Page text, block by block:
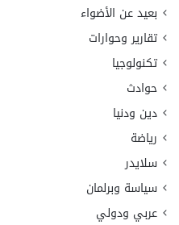
بعيد عن الأضواء
تقارير وحوارات
تكنولوجيا
حوادث
دين ودنيا
رياضة
سلايدر
سياسة وبرلمان
عربي ودولي